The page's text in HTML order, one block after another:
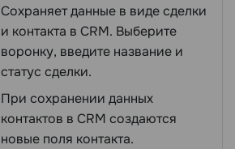
Сохраняет данные в виде сделки
и контакта в CRM. Выберите
воронку, введите название и
статус сделки.
При сохранении данных
контактов в CRM создаются
новые поля контакта.